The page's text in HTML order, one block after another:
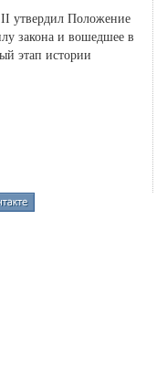
II утвердил Положение
закона и вошедшее в
этап истории